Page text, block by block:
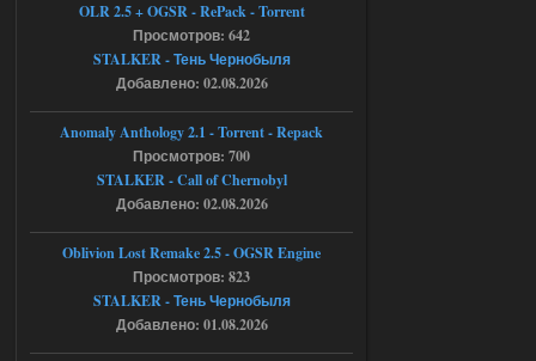
Ответить ➤
Тайна Зоны - Remaster 2026
патч я установил после
установки мода, да, ладно,
наверное вы правы придется ожидать
Ответить ➤
05.08.2026
Тайна Зоны - Remaster 2026
Stalker-Mods-Clan-su
OLR 2.5 + OGSR - RePack - Torrent
Просмотров: 642
STALKER - Тень Чернобыля
Добавлено: 02.08.2026
Anomaly Anthology 2.1 - Torrent - Repack
Просмотров: 700
STALKER - Call of Chernobyl
Добавлено: 02.08.2026
Oblivion Lost Remake 2.5 - OGSR Engine
Просмотров: 823
STALKER - Тень Чернобыля
Добавлено: 01.08.2026